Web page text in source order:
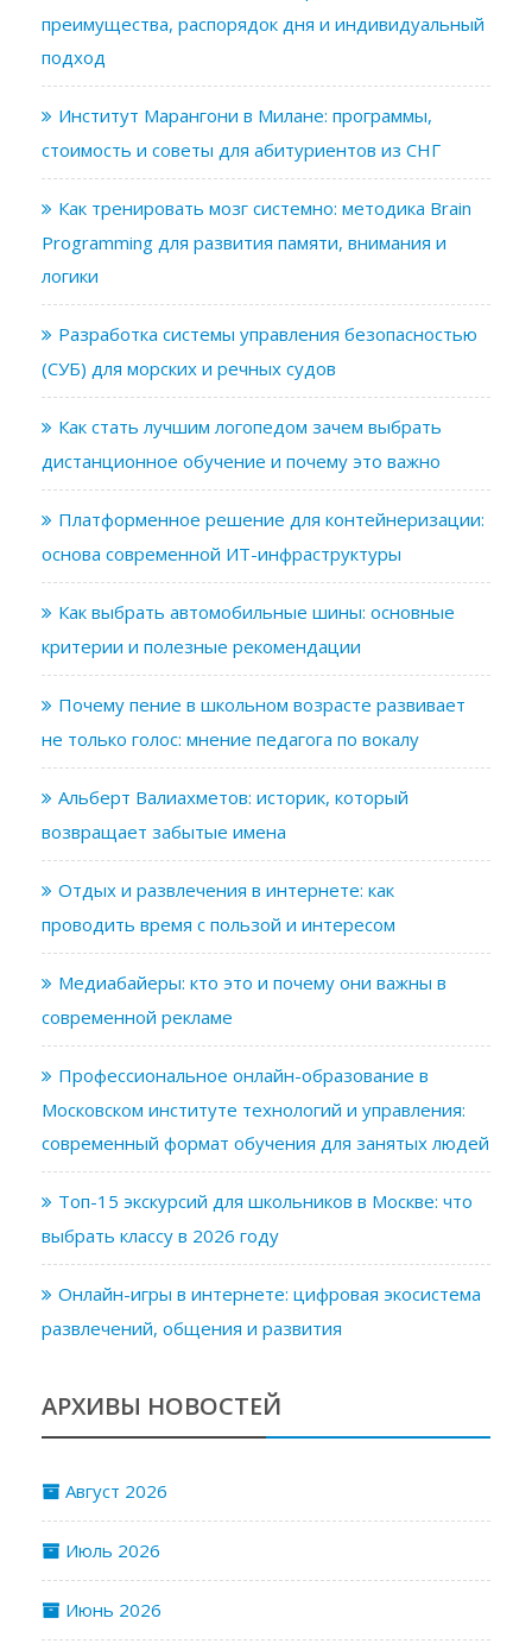
преимущества, распорядок дня и индивидуальный
подход
Институт Марангони в Милане: программы,
стоимость и советы для абитуриентов из СНГ
Как тренировать мозг системно: методика Brain
Programming для развития памяти, внимания и
логики
Разработка системы управления безопасностью
(СУБ) для морских и речных судов
Как стать лучшим логопедом зачем выбрать
дистанционное обучение и почему это важно
Платформенное решение для контейнеризации:
основа современной ИТ-инфраструктуры
Как выбрать автомобильные шины: основные
критерии и полезные рекомендации
Почему пение в школьном возрасте развивает
не только голос: мнение педагога по вокалу
Альберт Валиахметов: историк, который
возвращает забытые имена
Отдых и развлечения в интернете: как
проводить время с пользой и интересом
Медиабайеры: кто это и почему они важны в
современной рекламе
Профессиональное онлайн-образование в
Московском институте технологий и управления:
современный формат обучения для занятых людей
Топ-15 экскурсий для школьников в Москве: что
выбрать классу в 2026 году
Онлайн-игры в интернете: цифровая экосистема
развлечений, общения и развития
АРХИВЫ НОВОСТЕЙ
Август 2026
Июль 2026
Июнь 2026